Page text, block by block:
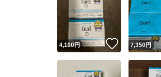
4,100円 いいね！
7,350円